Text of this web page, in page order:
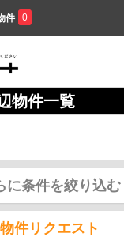
件 0
物件一覧
に条件を絞り込む
物件リクエスト